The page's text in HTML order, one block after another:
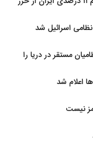
مستقر در دریا را
اعلام شد
نیست